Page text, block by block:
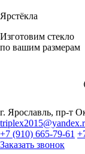
Ярстёкла
Изготовим стекло
по вашим размерам
г. Ярославль, пр-т
+7 (910) 665-79-61
Заказать звонок